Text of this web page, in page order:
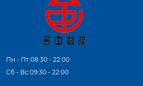
Пн - Пт:08:30 - 22:00
Сб - Вс:09:30 - 22:00